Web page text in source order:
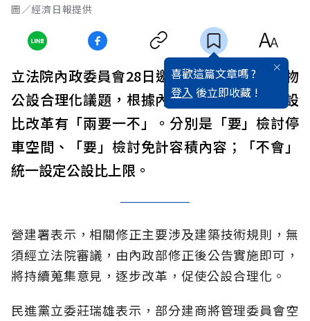
圖／經濟日報提供
喜歡這篇文章嗎 ?
登入 後立即收藏 !
立法院內政委員會28日邀請內政部報告建築物
公設合理化議題，根據內政部初步方向，公設
比改革有「兩要一不」。分別是「要」檢討停
車空間、「要」檢討免計容積內容；「不會」
統一設定公設比上限。
營建署表示，相關修正主要涉及建築技術規則，無
須經立法院審議，由內政部修正後公告實施即可，
將持續蒐集意見，逐步改革，促使公設合理化。
民進黨立委莊瑞雄表示，部分建商將管理委員會空